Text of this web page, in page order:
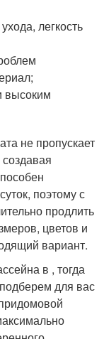
легкость
высоким
не пропускает
поэтому с
продлить
цветов и
вариант.
в , тогда
для вас